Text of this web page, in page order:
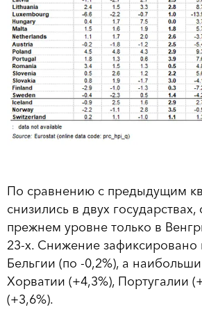
По сравнению с предыдущим
снизились в двух государствах,
прежнем уровне только в
23-х. Снижение
Бельгии (по -0,2%), а
Хорватии (+4,3%), Португалии
(+3,6%).